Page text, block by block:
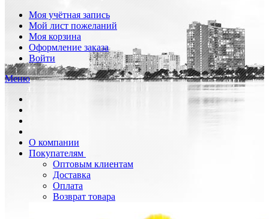
Моя учётная запись
Мой лист пожеланий
Моя корзина
Оформление заказа
Войти
Меню
О компании
Покупателям
Оптовым клиентам
Доставка
Оплата
Возврат товара